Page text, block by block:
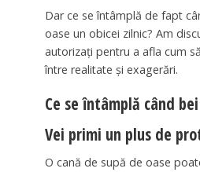
Dar ce se întâmplă de fapt
oase un obicei zilnic? Am
autorizați pentru a afla cum
între realitate și exagerări.
Ce se întâmplă când
Vei primi un plus de
O cană de supă de oase